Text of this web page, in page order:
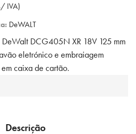
IVA)
DeWALT
DCG405N XR 18V 125 mm
eletrónico e embraiagem
caixa de cartão.
Descrição